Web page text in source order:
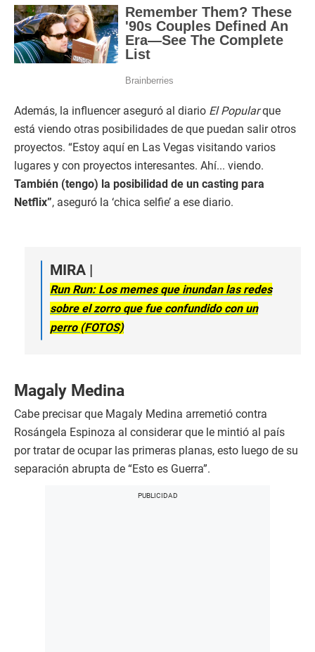
Además, la influencer aseguró al diario El Popularque
está viendo otras posibilidades de que puedan salir otros
proyectos. “Estoy aquí en Las Vegas visitando varios
lugares y con proyectos interesantes. Ahí... viendo.
También (tengo) la posibilidad de un casting para
Netflix”, aseguró la ‘chica selfie’ a ese diario.
MIRA |
Run Run: Los memes que inundan las redes
sobre el zorro que fue confundido con un
perro (FOTOS)
Magaly Medina
Cabe precisar que Magaly Medina arremetió contra
Rosángela Espinoza al considerar que le mintió al país
por tratar de ocupar las primeras planas, esto luego de su
separación abrupta de “Esto es Guerra”.